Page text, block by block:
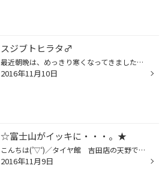
スジブトヒラタ♂
最近朝晩は、めっきり寒くなってきましたね～(>_
2016年11月10日
☆富士山がイッキに・・・。★
こんちは(’▽‘)／タイヤ館 吉田店の天野です☆ いよいよ富士山の雪が下へ、下へと降りてまいりました～。もうこちらに雪が来る日も、そう遠くはないでしょう～(ToT) 当店の冬タイヤ、売れ筋はブリザック「ＶＲＸ」となっております★またホイールは「ＳＥ」シリーズがセットでよく注文いただいてます...
2016年11月9日